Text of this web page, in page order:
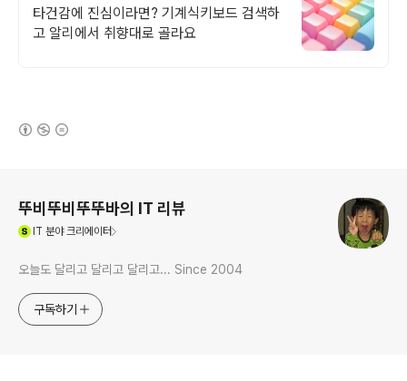
셋업, 알리에서 시작
타건감에 진심이라면? 기계식키보드 검색하
고 알리에서 취향대로 골라요
뚜비뚜비뚜뚜바의 IT 리뷰
IT 분야 크리에이터
오늘도 달리고 달리고 달리고... Since 2004
구독하기